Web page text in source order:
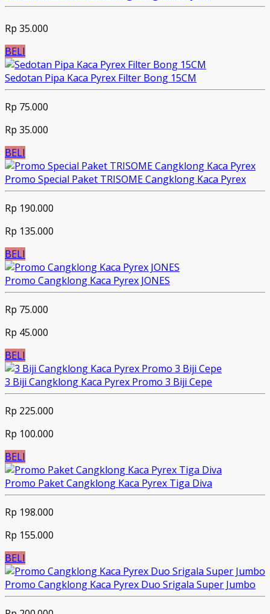
Rp 35.000
BELI
Sedotan Pipa Kaca Pyrex Filter Bong 15CM
Rp 75.000
Rp 35.000
BELI
Promo Special Paket TRISOME Cangklong Kaca Pyrex
Rp 190.000
Rp 135.000
BELI
Promo Cangklong Kaca Pyrex JONES
Rp 75.000
Rp 45.000
BELI
3 Biji Cangklong Kaca Pyrex Promo 3 Biji Cepe
Rp 225.000
Rp 100.000
BELI
Promo Paket Cangklong Kaca Pyrex Tiga Diva
Rp 198.000
Rp 155.000
BELI
Promo Cangklong Kaca Pyrex Duo Srigala Super Jumbo